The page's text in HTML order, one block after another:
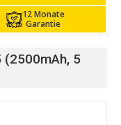
12 Monate
Garantie
(2500mAh, 5